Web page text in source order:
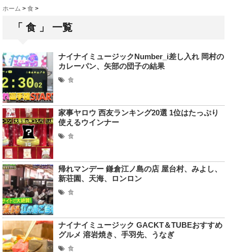
ホーム > 食 >
「 食 」 一覧
ナイナイミュージックNumber_i差し入れ 岡村の
カレーパン、矢部の団子の結果
食
家事ヤロウ 西友ランキング20選 1位はたっぷり
使えるウインナー
食
帰れマンデー 鎌倉江ノ島の店 屋台村、みよし、
新荘園、天海、ロンロン
食
ナイナイミュージック GACKT＆TUBEおすすめ
グルメ 溶岩焼き、手羽先、うなぎ
食